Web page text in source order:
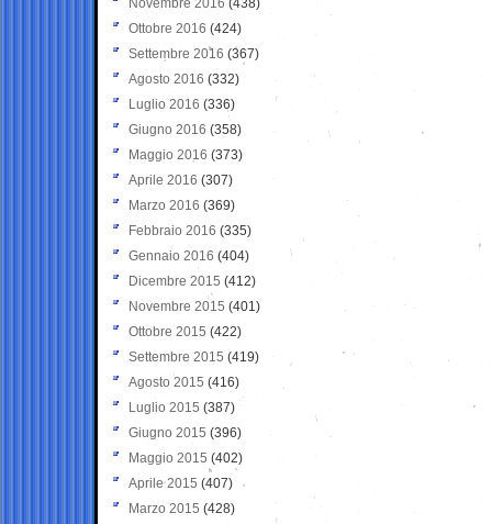
Novembre 2016 (438)
Ottobre 2016 (424)
Settembre 2016 (367)
Agosto 2016 (332)
Luglio 2016 (336)
Giugno 2016 (358)
Maggio 2016 (373)
Aprile 2016 (307)
Marzo 2016 (369)
Febbraio 2016 (335)
Gennaio 2016 (404)
Dicembre 2015 (412)
Novembre 2015 (401)
Ottobre 2015 (422)
Settembre 2015 (419)
Agosto 2015 (416)
Luglio 2015 (387)
Giugno 2015 (396)
Maggio 2015 (402)
Aprile 2015 (407)
Marzo 2015 (428)